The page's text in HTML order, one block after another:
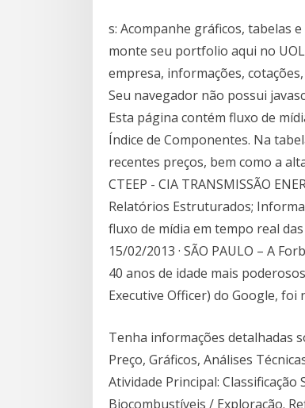
s: Acompanhe gráficos, tabelas
monte seu portfolio aqui no UOL
empresa, informações,
Seu navegador não possui
Esta página contém fluxo de
Índice de Componentes. Na
recentes preços, bem como a
CTEEP - CIA TRANSMISSÃO
Relatórios Estruturados;
fluxo de mídia em tempo real
15/02/2013 · SÃO PAULO – A
40 anos de idade mais
Executive Officer) do Google,
Tenha informações detalhadas
Preço, Gráficos, Análises
Atividade Principal:
Biocombustíveis / Exploração.